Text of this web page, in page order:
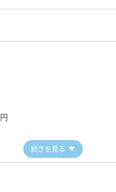
方や地方から来る高齢の方
ったり、塾や習い事の送迎を
感した時の喜びは格別です。
々なシーンで必要とされる仕
円）
続きを見る